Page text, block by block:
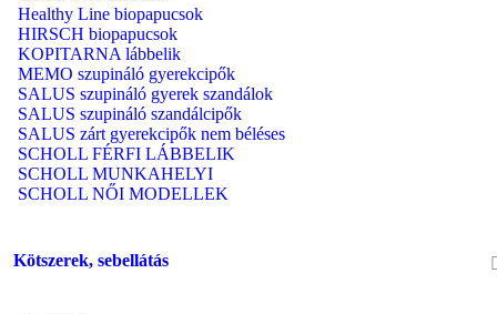
Healthy Line biopapucsok
HIRSCH biopapucsok
KOPITARNA lábbelik
MEMO szupináló gyerekcipők
SALUS szupináló gyerek szandálok
SALUS szupináló szandálcipők
SALUS zárt gyerekcipők nem béléses
SCHOLL FÉRFI LÁBBELIK
SCHOLL MUNKAHELYI
SCHOLL NŐI MODELLEK
Kötszerek, sebellátás